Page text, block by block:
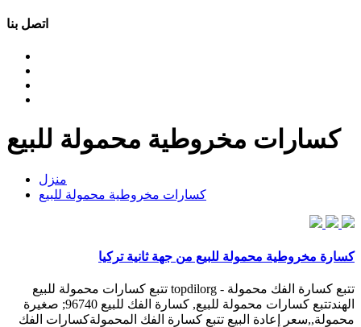
اتصل بنا
كسارات مخروطية محمولة للبيع
منزل
كسارات مخروطية محمولة للبيع
كسارة مخروطية محمولة للبيع من جهة ثانية تركيا
تتبع كسارة الفك محمولة - topdilorg تتبع كسارات محمولة للبيع
الهندتتبع كسارات محمولة للبيع, كسارة الفك للبيع 96740; صغيرة
محمولة,,سعر إعادة البيع تتبع كسارة الفك المحمولةكسارات الفك